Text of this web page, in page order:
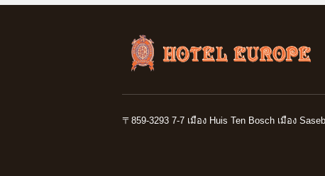
〒859-3293 7-7 เมือง Huis Ten Bosch เมือง